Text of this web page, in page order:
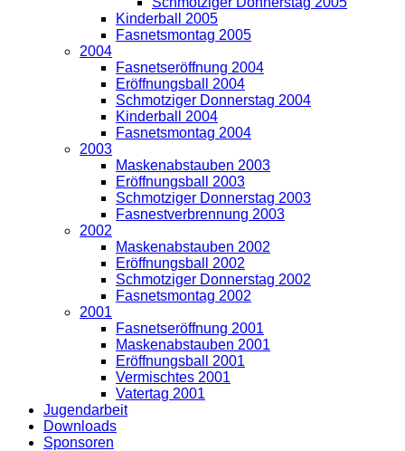
Kinderball 2005
Fasnetsmontag 2005
2004
Fasnetseröffnung 2004
Eröffnungsball 2004
Schmotziger Donnerstag 2004
Kinderball 2004
Fasnetsmontag 2004
2003
Maskenabstauben 2003
Eröffnungsball 2003
Schmotziger Donnerstag 2003
Fasnestverbrennung 2003
2002
Maskenabstauben 2002
Eröffnungsball 2002
Schmotziger Donnerstag 2002
Fasnetsmontag 2002
2001
Fasnetseröffnung 2001
Maskenabstauben 2001
Eröffnungsball 2001
Vermischtes 2001
Vatertag 2001
Jugendarbeit
Downloads
Sponsoren